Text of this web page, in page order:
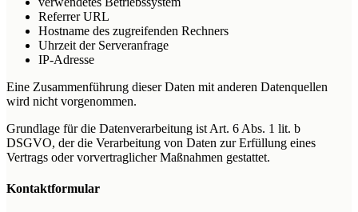
Referrer URL
Hostname des zugreifenden Rechners
Uhrzeit der Serveranfrage
IP-Adresse
Eine Zusammenführung dieser Daten mit anderen Datenquellen
wird nicht vorgenommen.
Grundlage für die Datenverarbeitung ist Art. 6 Abs. 1 lit. b
DSGVO, der die Verarbeitung von Daten zur Erfüllung eines
Vertrags oder vorvertraglicher Maßnahmen gestattet.
Kontaktformular